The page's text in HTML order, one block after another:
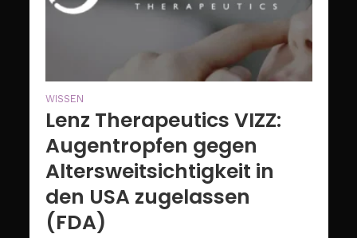
WISSEN
Lenz Therapeutics VIZZ:
Augentropfen gegen
Altersweitsichtigkeit in
den USA zugelassen
(FDA)